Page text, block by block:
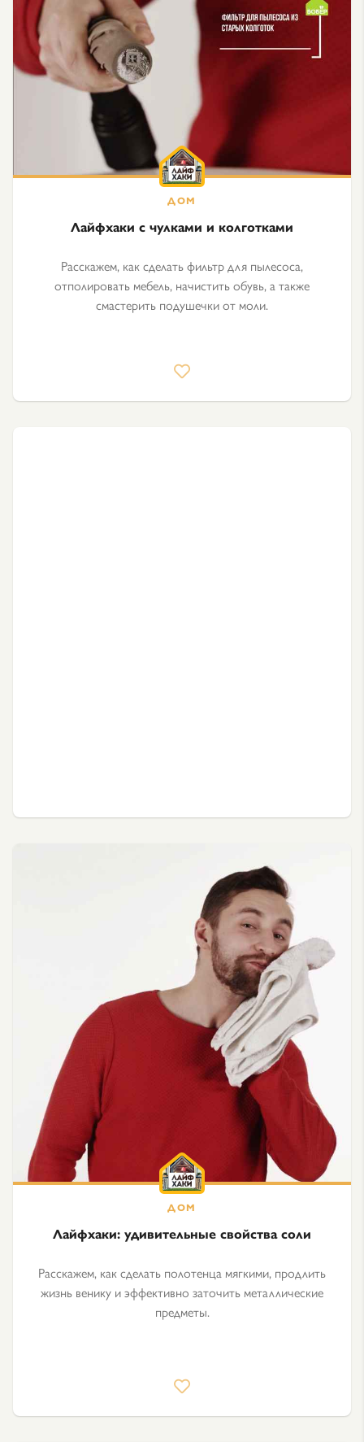
Лайфхаки с чулками и колготками
Расскажем, как сделать фильтр для пылесоса,
отполировать мебель, начистить обувь, а также
смастерить подушечки от моли.
Лайфхаки: удивительные свойства соли
Расскажем, как сделать полотенца мягкими, продлить
жизнь венику и эффективно заточить металлические
предметы.